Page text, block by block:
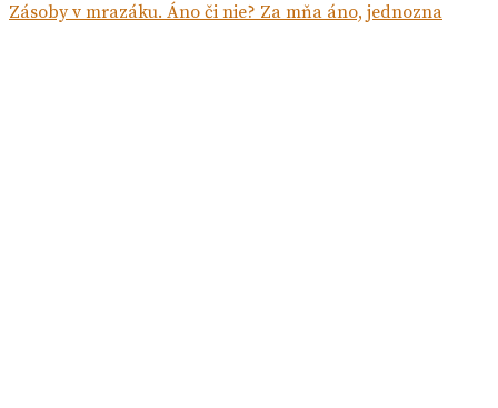
Zásoby v mrazáku. Áno či nie? Za mňa áno, jednozna